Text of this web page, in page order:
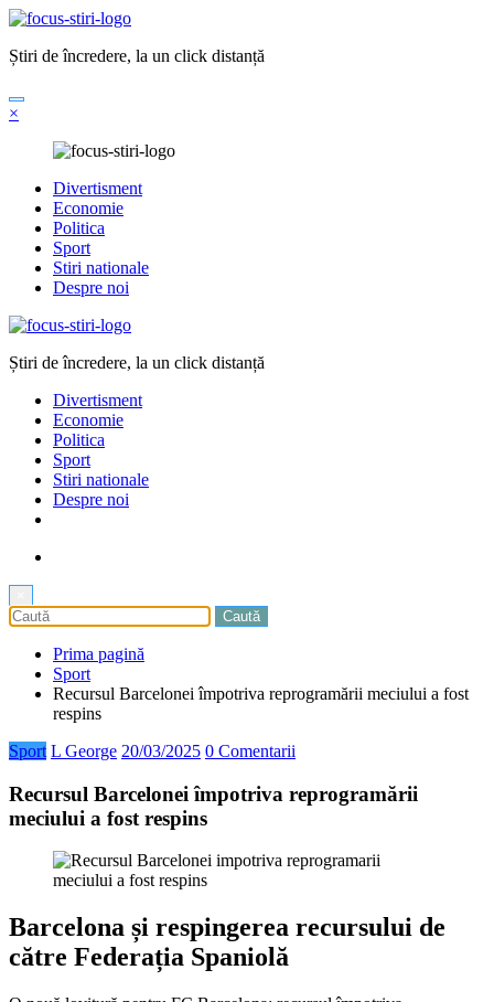
Sari
conținut
Știri de încredere, la un click distanță
×
Divertisment
Economie
Politica
Sport
Stiri nationale
Despre noi
Știri de încredere, la un click distanță
Divertisment
Economie
Politica
Sport
Stiri nationale
Despre noi
Prima pagină
Sport
Recursul Barcelonei împotriva reprogramării meciului a fost
respins
Sport L George 20/03/2025 0 Comentarii
Recursul Barcelonei împotriva reprogramării
meciului a fost respins
Barcelona și respingerea recursului de
către Federația Spaniolă